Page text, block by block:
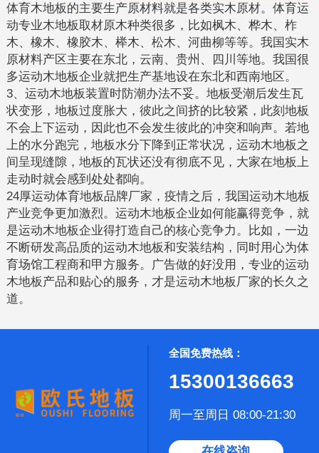
体育木地板的主要生产原材料就是各类实木原材。体育运
动专业木地板取材原木种类很多，比如枫木、桦木、柞
木、橡木、橡胶木、榉木、松木、河曲柳等等。我国实木
原材料产区主要在东北，云南、贵州、四川等地。我国很
多运动木地板企业就把生产基地设在东北和西南地区。
3、运动木地板装置时防潮办法不妥。地板受潮后发生瓦
状变形，地板过度胀大，彼此之间挤的比较紧，此刻地板
不会上下运动，因此也不会发生彼此的冲突和响声。若地
上的水分跑完，地板水分下降到正常状况，运动木地板之
间呈现缝隙，地板的瓦状还没有彻底不见，大家在地板上
走动时就会感到处处都响。
24厚运动体育地板品牌厂家，疫情之后，我国运动木地板
产业竞争更加激烈。运动木地板企业如何能赢得竞争，就
是运动木地板企业得打造自己的核心竞争力。比如，一边
不断研发高品质的运动木地板和安装结构，同时用心为体
育场馆工程商和甲方服务。广告做的好没用，专业的运动
木地板产品和贴心的服务，才是运动木地板厂家的长久之
道。
全国免费热线：
15300136663
周一至周日 08:00-21:30